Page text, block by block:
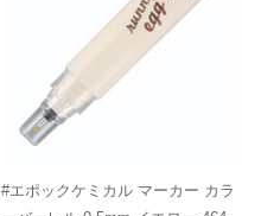
#エポックケミカル マーカー カラ